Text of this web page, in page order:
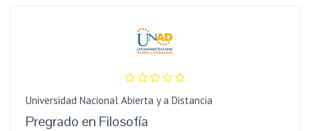
Universidad Nacional Abierta y a Distancia
Pregrado en Filosofía